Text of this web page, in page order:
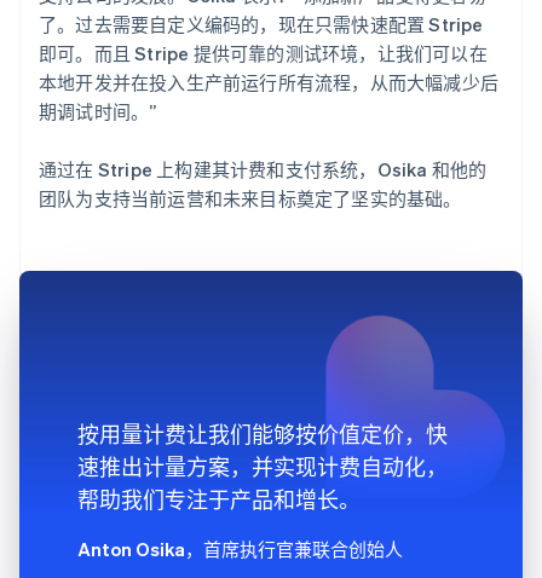
了。过去需要自定义编码的，现在只需快速配置 Stripe
即可。而且 Stripe 提供可靠的测试环境，让我们可以在
本地开发并在投入生产前运行所有流程，从而大幅减少后
期调试时间。”
通过在 Stripe 上构建其计费和支付系统，Osika 和他的
团队为支持当前运营和未来目标奠定了坚实的基础。
按用量计费让我们能够按价值定价，快
速推出计量方案，并实现计费自动化，
帮助我们专注于产品和增长。
Anton Osika，首席执行官兼联合创始人